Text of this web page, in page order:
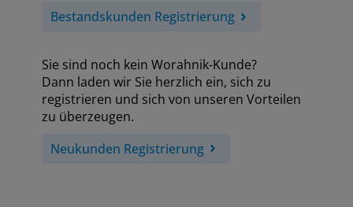
Bestandskunden Registrierung
Sie sind noch kein Worahnik-Kunde?
Dann laden wir Sie herzlich ein, sich zu
registrieren und sich von unseren Vorteilen
zu überzeugen.
Neukunden Registrierung